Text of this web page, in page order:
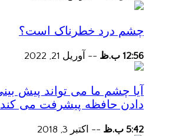
چشم درد خطرناک است؟
12:56 ب.ظ -- آوریل 21, 2022
آیا چشم ما می تواند پیش
دادن حافظه پیشرفت می
5:42 ب.ظ -- اکتبر 3, 2018